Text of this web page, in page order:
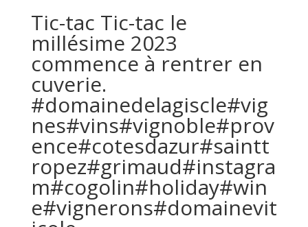
Tic-tac Tic-tac le
millésime 2023
commence à rentrer en
cuverie.
#domainedelagiscle#vig
nes#vins#vignoble#prov
ence#cotesdazur#saintt
ropez#grimaud#instagra
m#cogolin#holiday#win
e#vignerons#domainevit